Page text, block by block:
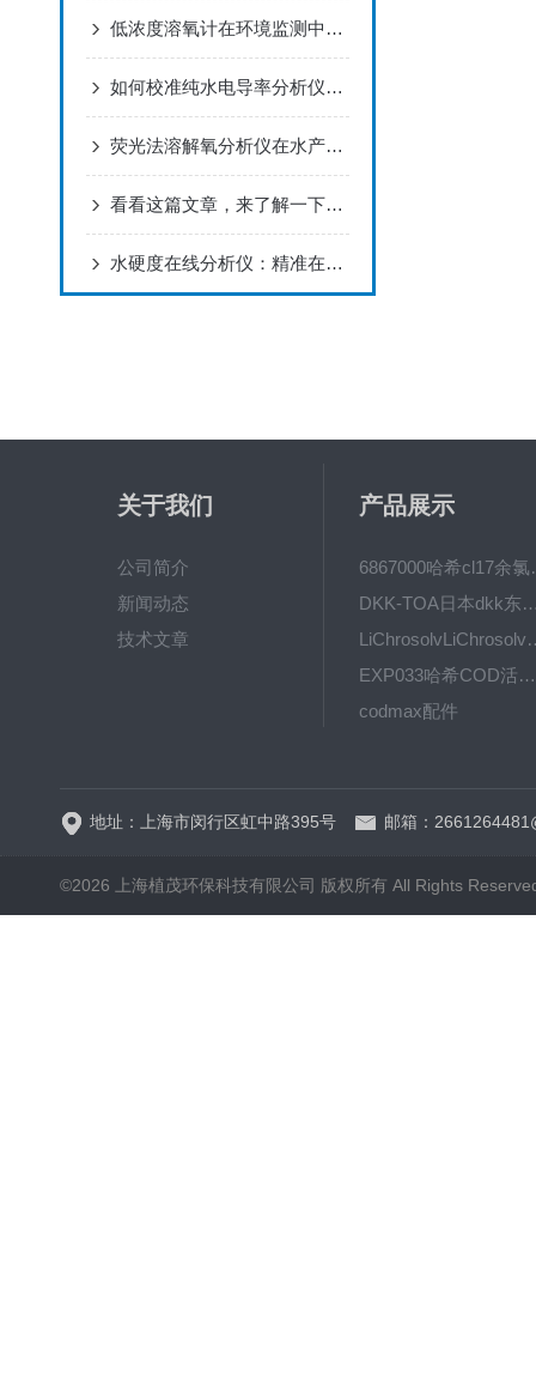
低浓度溶氧计在环境监测中有哪些应用？
如何校准纯水电导率分析仪以确保其测量精度？
荧光法溶解氧分析仪在水产养殖中的应用
看看这篇文章，来了解一下氟离子浓度分析仪吧！
水硬度在线分析仪：精准在线检测，适配工业水质监测
关于我们
公司简介
新闻动态
技术文章
产品展示
6867000
DKK-TOA日本dkk东亚电
EXP033哈希COD活塞泵价格 EXP033
codmax配件
地址：上海市闵行区虹中路395号 邮箱：
©2026 上海植茂环保科技有限公司 版权所有 All Rights